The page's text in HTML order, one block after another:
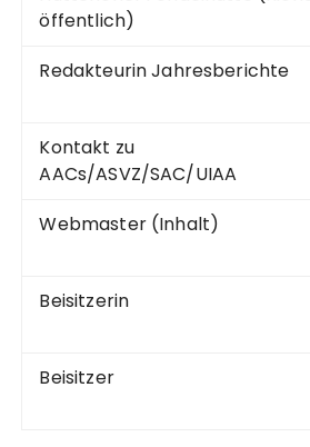
öffentlich)
Redakteurin Jahresberichte
Kontakt zu
AACs/ASVZ/SAC/UIAA
Webmaster (Inhalt)
Beisitzerin
Beisitzer